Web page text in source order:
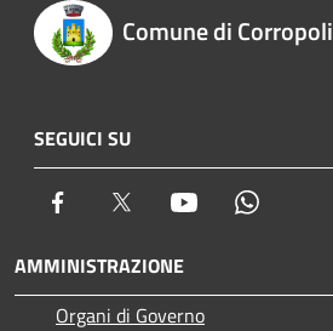
Comune di Corropoli
SEGUICI SU
Facebook Twitter Youtube
AMMINISTRAZIONE
Organi di Governo